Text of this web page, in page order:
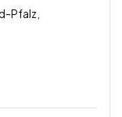
Pfalz,